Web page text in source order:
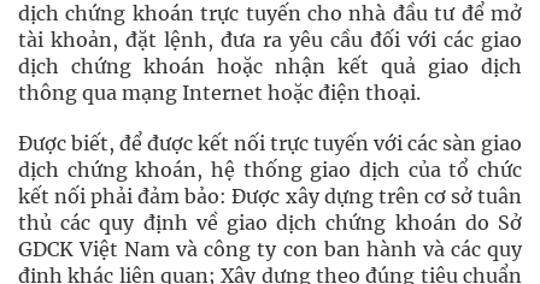
dịch chứng khoán trực tuyến cho nhà đầu tư để mở
tài khoản, đặt lệnh, đưa ra yêu cầu đối với các giao
dịch chứng khoán hoặc nhận kết quả giao dịch
thông qua mạng Internet hoặc điện thoại.
Được biết, để được kết nối trực tuyến với các sàn giao
dịch chứng khoán, hệ thống giao dịch của tổ chức
kết nối phải đảm bảo: Được xây dựng trên cơ sở tuân
thủ các quy định về giao dịch chứng khoán do Sở
GDCK Việt Nam và công ty con ban hành và các quy
định khác liên quan; Xây dựng theo đúng tiêu chuẩn